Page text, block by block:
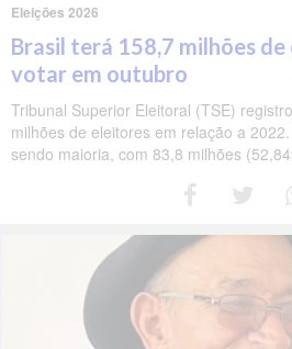
Eleições 2026
Brasil terá 158,7 milhões
votar em outubro
Tribunal Superior Eleitoral (TSE)
milhões de eleitores em relação a
sendo maioria, com 83,8 milhões